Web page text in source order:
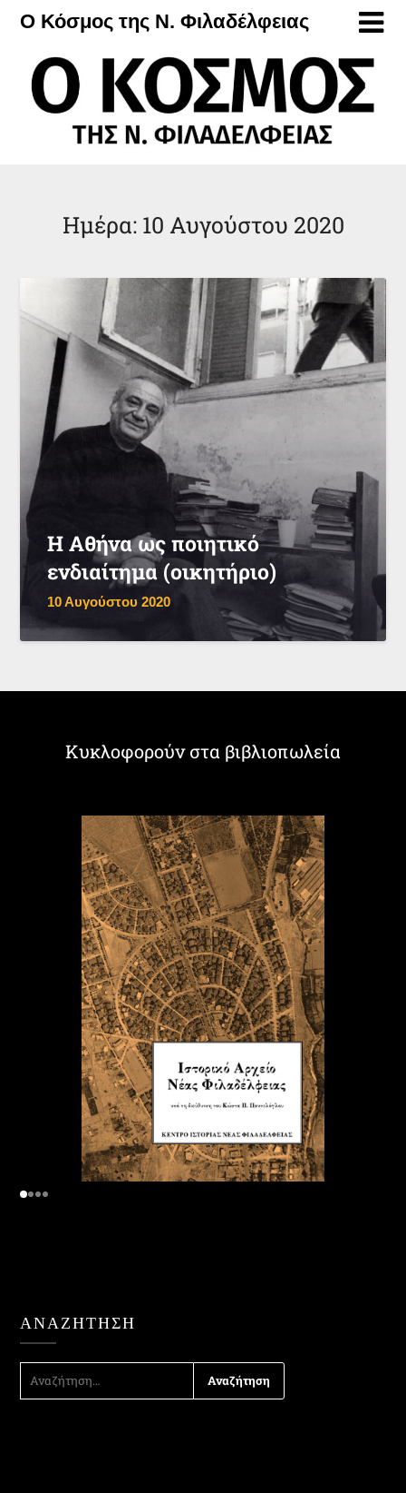
Μετάβαση
περιεχόμενο
Ο Κόσμος της Ν. Φιλαδέλφειας
Ημέρα: 10 Αυγούστου 2020
Η Αθήνα ως ποιητικό
ενδιαίτημα (οικητήριο)
10 Αυγούστου 2020
Κυκλοφορούν στα βιβλιοπωλεία
ΑΝΑΖΉΤΗΣΗ
ΑΝΑΖΉΤΗΣΗ
ΓΙΑ: